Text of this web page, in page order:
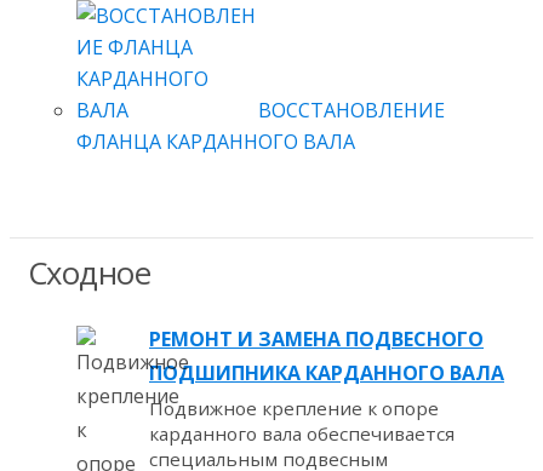
ВОССТАНОВЛЕНИЕ
ФЛАНЦА КАРДАННОГО ВАЛА
Сходное
РЕМОНТ И ЗАМЕНА ПОДВЕСНОГО
ПОДШИПНИКА КАРДАННОГО ВАЛА
Подвижное крепление к опоре
карданного вала обеспечивается
специальным подвесным